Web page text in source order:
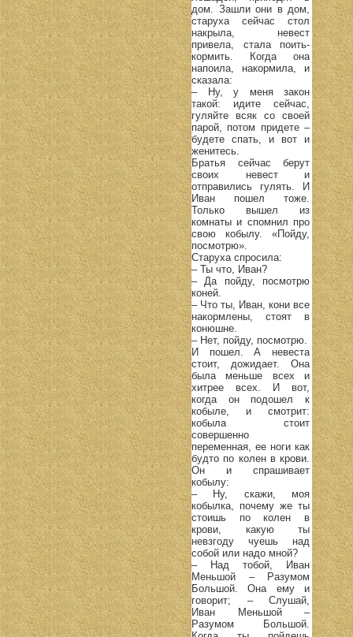
дом. Зашли они в дом,
старуха сейчас стол
накрыла, невест
привела, стала поить-
кормить. Когда она
напоила, накормила, и
сказала:
– Ну, у меня закон
такой: идите сейчас,
гуляйте всяк со своей
парой, потом придете –
будете спать, и вот и
женитесь.
Братья сейчас берут
своих невест и
отправились гулять. И
Иван пошел тоже.
Только вышел из
комнаты и спомнил про
свою кобылу. «Пойду,
посмотрю».
Старуха спросила:
– Ты что, Иван?
– Да пойду, посмотрю
коней.
– Что ты, Иван, кони все
накормлены, стоят в
конюшне.
– Нет, пойду, посмотрю.
И пошел. А невеста
стоит, дожидает. Она
была меньше всех и
хитрее всех. И вот,
когда он подошел к
кобыле, и смотрит:
кобыла стоит
совершенно
переменная, ее ноги как
будто по колен в крови.
Он и спрашивает
кобылу:
– Ну, скажи, моя
кобылка, почему же ты
стоишь по колен в
крови, какую ты
невзгоду чуешь над
собой или надо мной?
– Над тобой, Иван
Меньшой – Разумом
Большой. Она ему и
говорит; – Слушай,
Иван Меньшой –
Разумом Большой.